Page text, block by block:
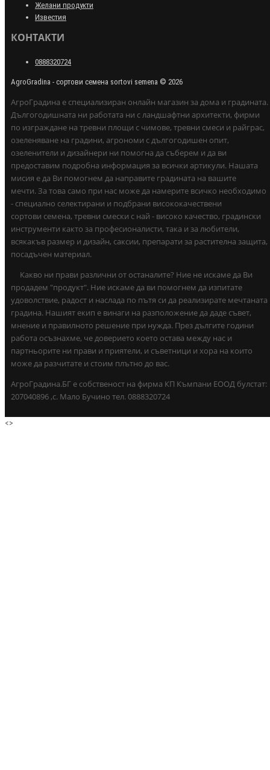
Желани продукти
Известия
КОНТАКТИ
0888320724
AgroGradina - сортови семена sortovi semena © 2026
АгроГрадина е специализиран онлайн магазин за дома и градината.
Дългогодишната ни работата ни с ландшафтни архитекти, фирми
по изграждане на тревни площи с чимове, тревни смеси и райграс,
озеленяване на градини, агрономи с дългогодишен опит,
озеленители и дизайнери ни помогна да съберем и да ви
предоставим подробна информация за всички артикули. Нашата
мисия е да Ви помогнем да направите градината на вашите
мечти. За това само при нас може да намерите всичко необходимо
- специално селектирани и подбрани висококачествени
сортови семена, тревни смески с най - високо качество, градински
инструменти както за професионалисти, така и за любители,
всякакъв размер и дизайн, саксии, препарати за растителна защита,
посадъчен материал.
Какво ни прави различни от останалите? Ние не искаме да Ви
продадем "продукт". Ние искаме да ви помогнем да изпитате
удоволствие, радост и наслада по пътя си да реализирате мечтаната
градина. Нашият екип е винаги на разположение да даде съвет,
мнение и правилното решение при нужда. През дългите години
работа осъзнахме, че доверието което остава между нас и
партньорите ни прави и приятели, и съветници и хора на които
може да разчитате и стоим плътно до вас.
АгроГрадина.БГ е собственост на фирма КП Къмпани ЕООД булстат:
207040896 ,с. Мало Бучино тел. 0888320724
<>